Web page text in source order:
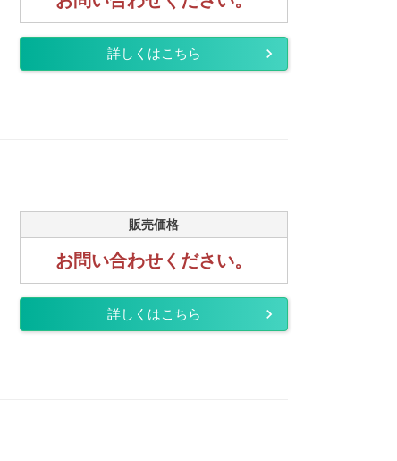
詳しくはこちら
販売価格
お問い合わせください。
詳しくはこちら